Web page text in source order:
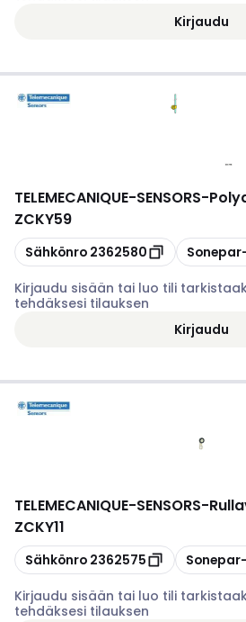
Kirjaudu
TELEMECANIQUE-SENSORS-
ZCKY59
Kopioi
Sähkönro 2362580 Kopioi
Kirjaudu sisään tai luo tili
tehdäksesi tilauksen
Kirjaudu
TELEMECANIQUE-SENSORS-
ZCKY11
Kopioi
Sähkönro 2362575 Kopioi
Kirjaudu sisään tai luo tili
tehdäksesi tilauksen